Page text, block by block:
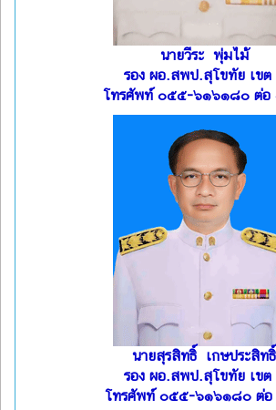
นายวีระ พุ่มไม้
รอง ผอ.สพป.สุโขทัย เขต
โทรศัพท์ ๐๕๕-๖๑๖๑๘๐ ต่
นายสุรสิทธิ์ เกษประสิทธิ์
รอง ผอ.สพป.สุโขทัย เขต
โทรศัพท์ ๐๕๕-๖๑๖๑๘๐ ต่อ